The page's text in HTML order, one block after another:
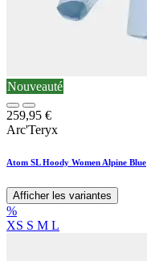
Nouveauté
259,95 €
Arc'Teryx
Atom SL Hoody Women Alpine Blue
Afficher les variantes
%
XS S M L